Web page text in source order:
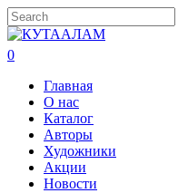
Skip
to
main
content
Close
Search
search
0
Главная
О нас
Каталог
Авторы
Художники
Акции
Новости